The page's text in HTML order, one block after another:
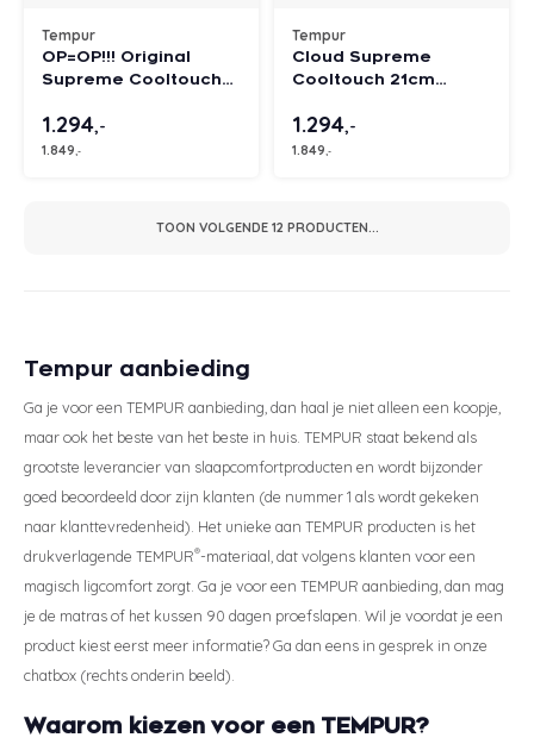
Tempur
OP=OP!!! Original
Supreme Cooltouch
cm
1.294,-
1.849 ,-
Tempur
Cloud Supreme
Cooltouch 21cm
1.294,-
1.849 ,-
TOON VOLGENDE 12 PRODUCTEN...
Tempur aanbieding
Ga je voor een TEMPUR aanbieding, dan haal je niet alleen een koopje,
maar ook het beste van het beste in huis. TEMPUR staat bekend als
grootste leverancier van slaapcomfortproducten en wordt bijzonder
goed beoordeeld door zijn klanten (de nummer 1 als wordt gekeken
naar klanttevredenheid). Het unieke aan TEMPUR producten is het
drukverlagende TEMPUR®-materiaal, dat volgens klanten voor een
magisch ligcomfort zorgt. Ga je voor een TEMPUR aanbieding, dan mag
je de matras of het kussen 90 dagen proefslapen. Wil je voordat je een
product kiest eerst meer informatie? Ga dan eens in gesprek in onze
chatbox (rechts onderin beeld).
Waarom kiezen voor een TEMPUR?